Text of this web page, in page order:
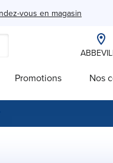
vous en magasin
Promotions Nos